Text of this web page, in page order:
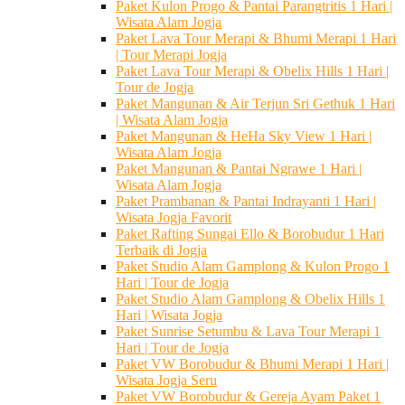
Paket Kulon Progo & Pantai Parangtritis 1 Hari |
Wisata Alam Jogja
Paket Lava Tour Merapi & Bhumi Merapi 1 Hari
| Tour Merapi Jogja
Paket Lava Tour Merapi & Obelix Hills 1 Hari |
Tour de Jogja
Paket Mangunan & Air Terjun Sri Gethuk 1 Hari
| Wisata Alam Jogja
Paket Mangunan & HeHa Sky View 1 Hari |
Wisata Alam Jogja
Paket Mangunan & Pantai Ngrawe 1 Hari |
Wisata Alam Jogja
Paket Prambanan & Pantai Indrayanti 1 Hari |
Wisata Jogja Favorit
Paket Rafting Sungai Ello & Borobudur 1 Hari
Terbaik di Jogja
Paket Studio Alam Gamplong & Kulon Progo 1
Hari | Tour de Jogja
Paket Studio Alam Gamplong & Obelix Hills 1
Hari | Wisata Jogja
Paket Sunrise Setumbu & Lava Tour Merapi 1
Hari | Tour de Jogja
Paket VW Borobudur & Bhumi Merapi 1 Hari |
Wisata Jogja Seru
Paket VW Borobudur & Gereja Ayam Paket 1